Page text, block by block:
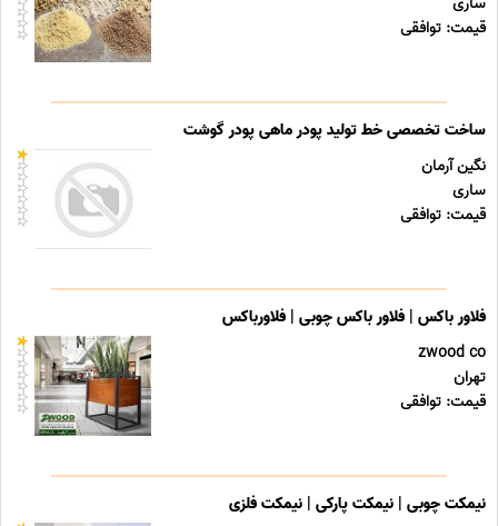
قیمت: توافقی
ساخت تخصصی خط تولید پودر ماهی پودر گوشت
نگین آرمان
ساری
قیمت: توافقی
فلاور باکس | فلاور باکس چوبی | فلاورباکس
zwood co
تهران
قیمت: توافقی
نیمکت چوبی | نیمکت پارکی | نیمکت فلزی